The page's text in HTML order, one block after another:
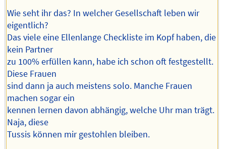
Wie seht ihr das? In welcher Gesellschaft leben wir
eigentlich?
Das viele eine Ellenlange Checkliste im Kopf haben, die
kein Partner
zu 100% erfüllen kann, habe ich schon oft festgestellt.
Diese Frauen
sind dann ja auch meistens solo. Manche Frauen
machen sogar ein
kennen lernen davon abhängig, welche Uhr man trägt.
Naja, diese
Tussis können mir gestohlen bleiben.